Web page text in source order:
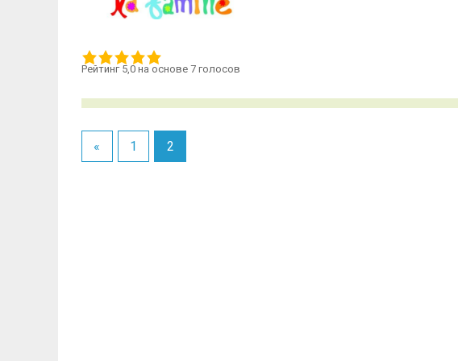
Рейтинг 5,0 на основе 7 голосов
« 1 2